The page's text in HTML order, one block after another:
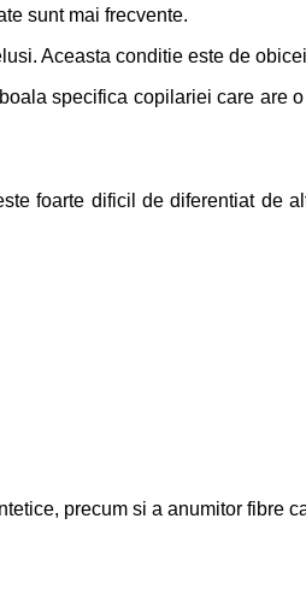
sunt mai frecvente.
Aceasta conditie este de
specifica copilariei care are
foarte dificil de diferentiat de
precum si a anumitor fibre